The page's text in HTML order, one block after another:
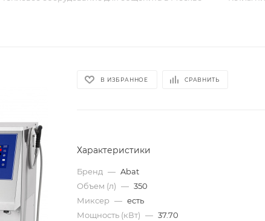
В ИЗБРАННОЕ СРАВНИТЬ
Характеристики
Бренд — Abat
Объем (л) — 350
Миксер — есть
Мощность (кВт) — 37.70